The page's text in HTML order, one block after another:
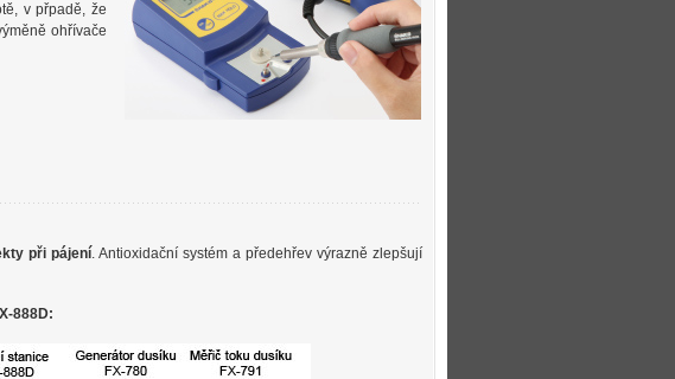
v přpadě, že
ohřívače
při pájení . Antioxidační systém a předehřev výrazně zlepšují
888D: